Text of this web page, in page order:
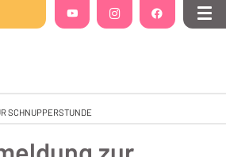
YouTube(Öffnet in einem neuen Tab oder
Instagram(Öffnet in einem neuen
Facebook(Öffnet in
ZUR SCHNUPPERSTUNDE
SCHNUPPERSTUNDE